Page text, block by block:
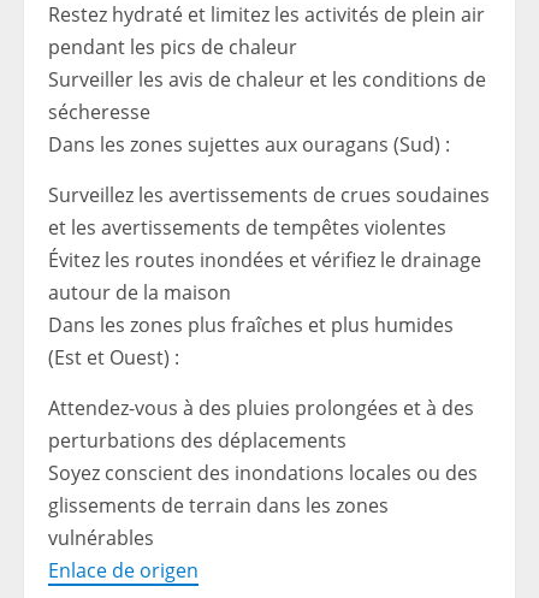
Restez hydraté et limitez les activités de plein air
pendant les pics de chaleur
Surveiller les avis de chaleur et les conditions de
sécheresse
Dans les zones sujettes aux ouragans (Sud) :
Surveillez les avertissements de crues soudaines
et les avertissements de tempêtes violentes
Évitez les routes inondées et vérifiez le drainage
autour de la maison
Dans les zones plus fraîches et plus humides
(Est et Ouest) :
Attendez-vous à des pluies prolongées et à des
perturbations des déplacements
Soyez conscient des inondations locales ou des
glissements de terrain dans les zones
vulnérables
Enlace de origen